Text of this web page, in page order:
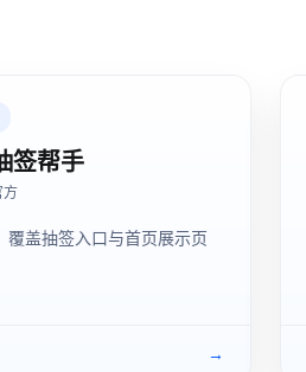
签帮手
方
覆盖抽签入口与首页展示页
→